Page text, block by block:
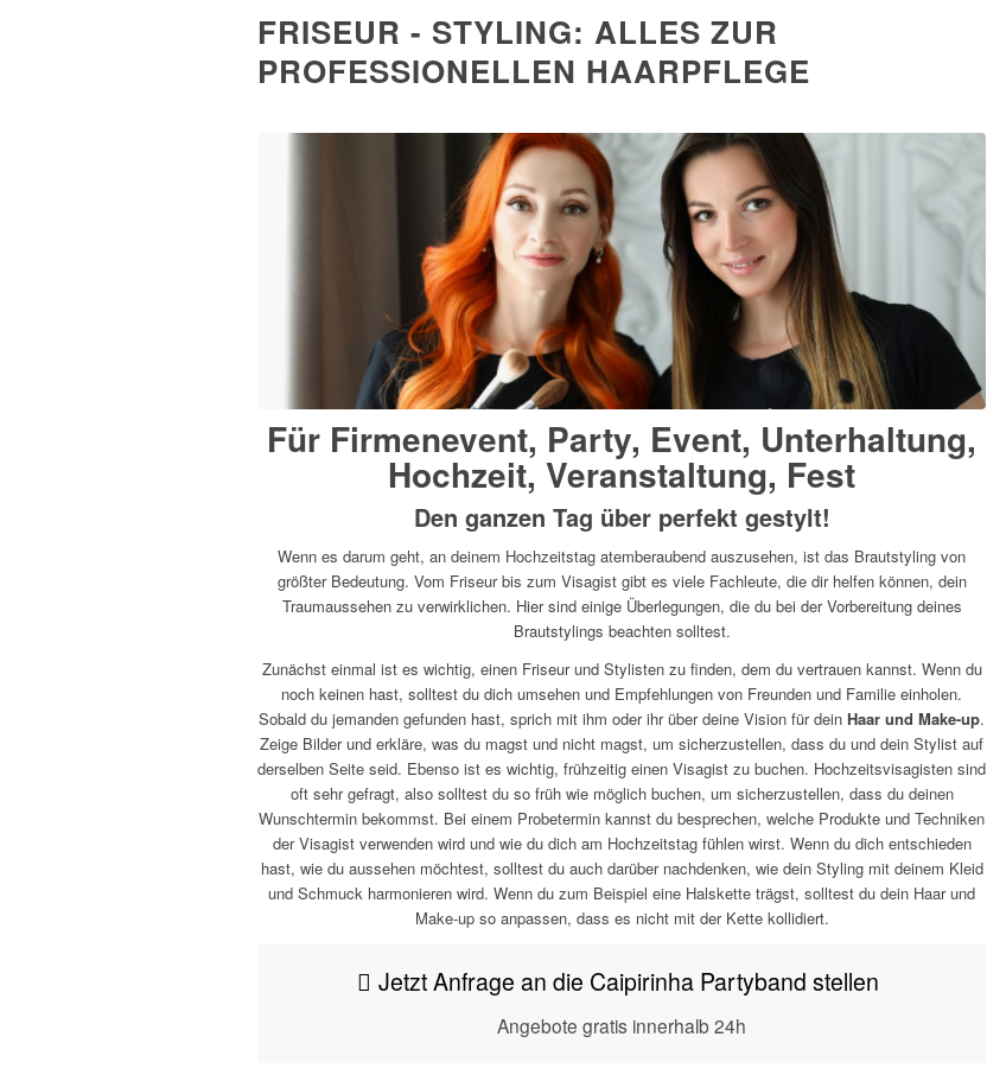
FRISEUR - STYLING: ALLES ZUR
PROFESSIONELLEN HAARPFLEGE
Für Firmenevent, Party, Event, Unterhaltung,
Hochzeit, Veranstaltung, Fest
Den ganzen Tag über perfekt gestylt!
Wenn es darum geht, an deinem Hochzeitstag atemberaubend auszusehen, ist das Brautstyling von
größter Bedeutung. Vom Friseur bis zum Visagist gibt es viele Fachleute, die dir helfen können, dein
Traumaussehen zu verwirklichen. Hier sind einige Überlegungen, die du bei der Vorbereitung deines
Brautstylings beachten solltest.
Zunächst einmal ist es wichtig, einen Friseur und Stylisten zu finden, dem du vertrauen kannst. Wenn du
noch keinen hast, solltest du dich umsehen und Empfehlungen von Freunden und Familie einholen.
Sobald du jemanden gefunden hast, sprich mit ihm oder ihr über deine Vision für dein Haar und Make-up.
Zeige Bilder und erkläre, was du magst und nicht magst, um sicherzustellen, dass du und dein Stylist auf
derselben Seite seid. Ebenso ist es wichtig, frühzeitig einen Visagist zu buchen. Hochzeitsvisagisten sind
oft sehr gefragt, also solltest du so früh wie möglich buchen, um sicherzustellen, dass du deinen
Wunschtermin bekommst. Bei einem Probetermin kannst du besprechen, welche Produkte und Techniken
der Visagist verwenden wird und wie du dich am Hochzeitstag fühlen wirst. Wenn du dich entschieden
hast, wie du aussehen möchtest, solltest du auch darüber nachdenken, wie dein Styling mit deinem Kleid
und Schmuck harmonieren wird. Wenn du zum Beispiel eine Halskette trägst, solltest du dein Haar und
Make-up so anpassen, dass es nicht mit der Kette kollidiert.
Jetzt Anfrage an die Caipirinha Partyband stellen
Angebote gratis innerhalb 24h